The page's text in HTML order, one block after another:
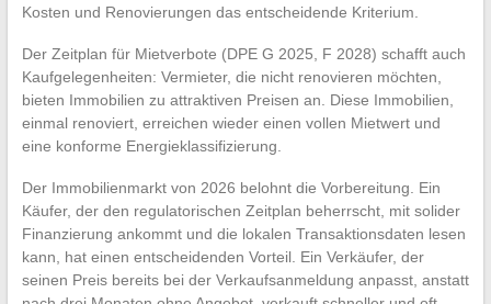
Kosten und Renovierungen das entscheidende Kriterium.
Der Zeitplan für Mietverbote (DPE G 2025, F 2028) schafft auch
Kaufgelegenheiten: Vermieter, die nicht renovieren möchten,
bieten Immobilien zu attraktiven Preisen an. Diese Immobilien,
einmal renoviert, erreichen wieder einen vollen Mietwert und
eine konforme Energieklassifizierung.
Der Immobilienmarkt von 2026 belohnt die Vorbereitung. Ein
Käufer, der den regulatorischen Zeitplan beherrscht, mit solider
Finanzierung ankommt und die lokalen Transaktionsdaten lesen
kann, hat einen entscheidenden Vorteil. Ein Verkäufer, der
seinen Preis bereits bei der Verkaufsanmeldung anpasst, anstatt